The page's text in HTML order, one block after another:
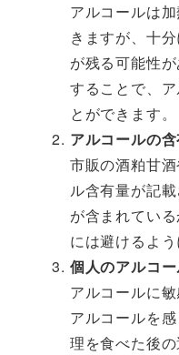
アルコールは
きますが、十
が残る可能性
することで、
とができます。
アルコールの
市販の酒粕甘
ル含有量が記
が含まれてい
には避けるよう
個人のアルコ
アルコールに
アルコールを
理を食べた後